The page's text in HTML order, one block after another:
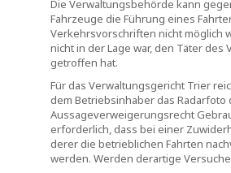
Die Verwaltungsbehörde kann
Fahrzeuge die Führung eines
Verkehrsvorschriften nicht möglich
nicht in der Lage war, den Täter
getroffen hat.
Für das Verwaltungsgericht Trier
dem Betriebsinhaber das
Aussageverweigerungsrecht
erforderlich, dass bei einer
derer die betrieblichen Fahrten
werden. Werden derartige